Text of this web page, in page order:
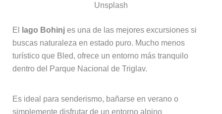
Unsplash
El lago Bohinjes una de las mejores excursiones si
buscas naturaleza en estado puro. Mucho menos
turístico que Bled, ofrece un entorno más tranquilo
dentro del Parque Nacional de Triglav.
Es ideal para senderismo, bañarse en verano o
simplemente disfrutar de un entorno alpino